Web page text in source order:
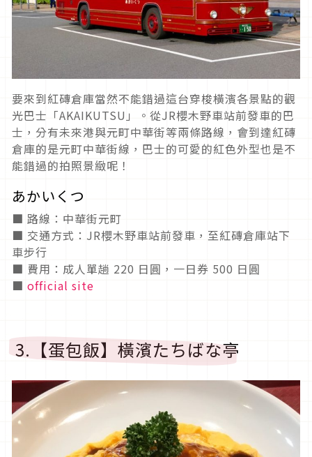
要來到紅磚倉庫當然不能錯過這台穿梭橫濱各景點的觀
光巴士「AKAIKUTSU」。從JR櫻木野車站前發車的巴
士，分有未來港與元町中華街等兩條路線，會到達紅磚
倉庫的是元町中華街線，巴士的可愛的紅色外型也是不
能錯過的拍照景緻呢！
あかいくつ
■ 路線：中華街元町
■ 交通方式：JR櫻木野車站前發車，至紅磚倉庫站下
車步行
■ 費用：成人單趟 220 日圓，一日券 500 日圓
■ official site
3.【蛋包飯】橫濱たちばな亭